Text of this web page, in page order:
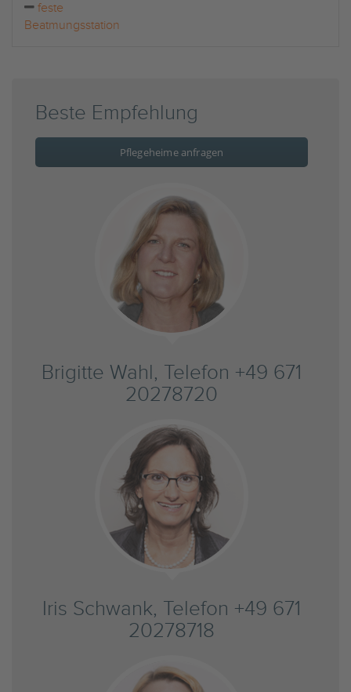
feste
Beatmungsstation
Beste Empfehlung
Pflegeheime anfragen
Brigitte Wahl, Telefon +49 671
20278720
Iris Schwank, Telefon +49 671
20278718